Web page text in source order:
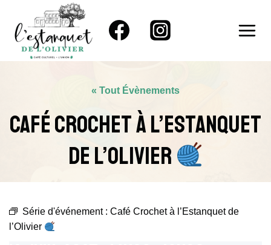
contenu
« Tout Évènements
Café Crochet À L’Estanquet
De L’Olivier
Série d'événement : Café Crochet à l’Estanquet de
l’Olivier